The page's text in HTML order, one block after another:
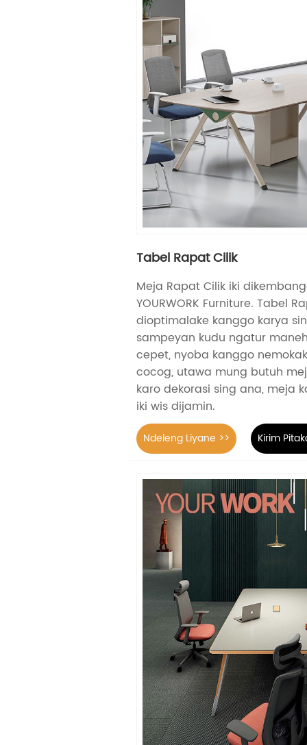
Tabel Rapat Cilik
Meja Rapat Cilik iki
YOURWORK Furniture. Tabel
dioptimalake kanggo karya
sampeyan kudu ngatur
cepet, nyoba kanggo
cocog, utawa mung butuh
karo dekorasi sing ana, meja
iki wis dijamin.
Ndeleng Liyane >> Kirim